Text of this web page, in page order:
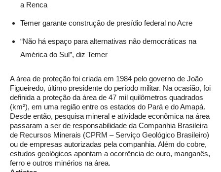
a Renca
Temer garante construção de presídio federal no Acre
“Não há espaço para alternativas não democráticas na
América do Sul”, diz Temer
A área de proteção foi criada em 1984 pelo governo de João
Figueiredo, último presidente do período militar. Na ocasião, foi
definida a proteção da área de 47 mil quilômetros quadrados
(km²), em uma região entre os estados do Pará e do Amapá.
Desde então, pesquisa mineral e atividade econômica na área
passaram a ser de responsabilidade da Companhia Brasileira
de Recursos Minerais (CPRM – Serviço Geológico Brasileiro)
ou de empresas autorizadas pela companhia. Além do cobre,
estudos geológicos apontam a ocorrência de ouro, manganês,
ferro e outros minérios na área.